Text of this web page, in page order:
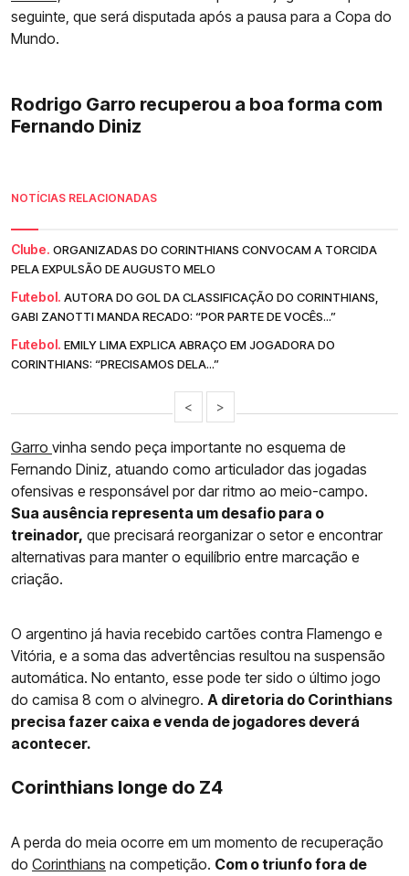
seguinte, que será disputada após a pausa para a Copa do
Mundo.
Rodrigo Garro recuperou a boa forma com
Fernando Diniz
NOTÍCIAS RELACIONADAS
Clube. ORGANIZADAS DO CORINTHIANS CONVOCAM A TORCIDA
PELA EXPULSÃO DE AUGUSTO MELO
Futebol. AUTORA DO GOL DA CLASSIFICAÇÃO DO CORINTHIANS,
GABI ZANOTTI MANDA RECADO: “POR PARTE DE VOCÊS...”
Futebol. EMILY LIMA EXPLICA ABRAÇO EM JOGADORA DO
CORINTHIANS: “PRECISAMOS DELA...”
< >
Garro vinha sendo peça importante no esquema de
Fernando Diniz, atuando como articulador das jogadas
ofensivas e responsável por dar ritmo ao meio-campo.
Sua ausência representa um desafio para o
treinador, que precisará reorganizar o setor e encontrar
alternativas para manter o equilíbrio entre marcação e
criação.
O argentino já havia recebido cartões contra Flamengo e
Vitória, e a soma das advertências resultou na suspensão
automática. No entanto, esse pode ter sido o último jogo
do camisa 8 com o alvinegro. A diretoria do Corinthians
precisa fazer caixa e venda de jogadores deverá
acontecer.
Corinthians longe do Z4
A perda do meia ocorre em um momento de recuperação
do Corinthians na competição. Com o triunfo fora de